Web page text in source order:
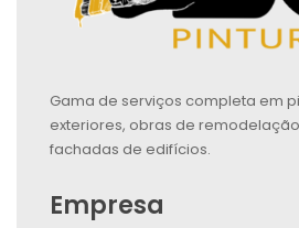
Gama de serviços completa em
exteriores, obras de
fachadas de edifícios.
Empresa